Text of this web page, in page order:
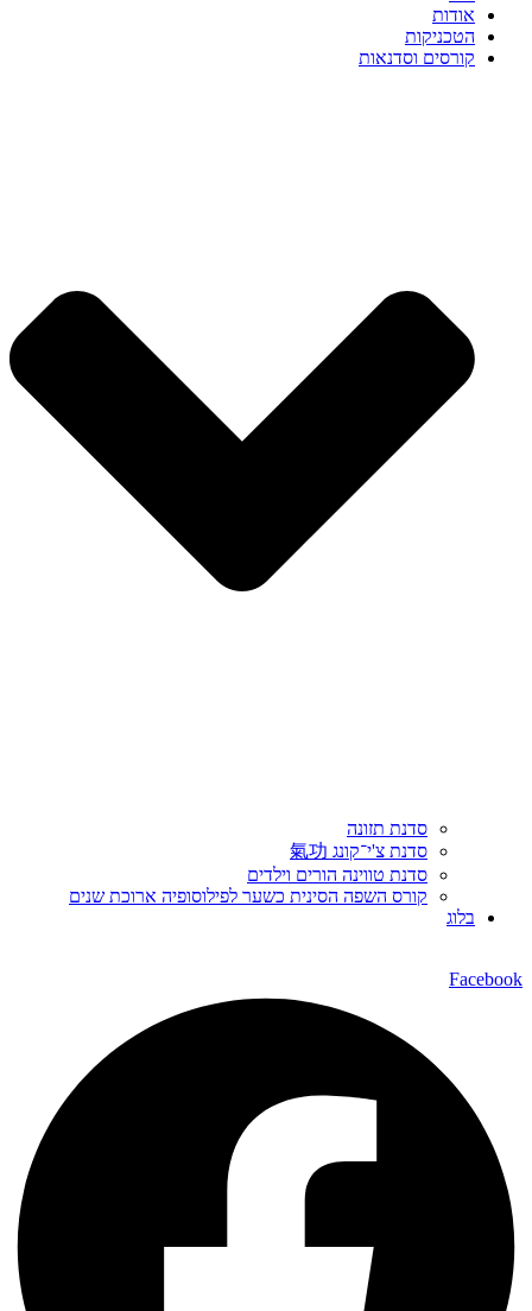
אודות
הטכניקות
קורסים וסדנאות
סדנת תזונה
סדנת צ'י־קונג 氣功
סדנת טווינה הורים וילדים
קורס השפה הסינית כשער לפילוסופיה ארוכת שנים
בלוג
Facebook